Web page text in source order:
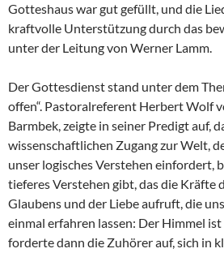
Gotteshaus war gut gefüllt, und die
kraftvolle Unterstützung durch das
unter der Leitung von Werner Lamm.
Der Gottesdienst stand unter dem
offen“. Pastoralreferent Herbert Wolf
Barmbek, zeigte in seiner Predigt auf,
wissenschaftlichen Zugang zur Welt,
unser logisches Verstehen einfordert,
tieferes Verstehen gibt, das die Kräfte
Glaubens und der Liebe aufruft, die
einmal erfahren lassen: Der Himmel
forderte dann die Zuhörer auf, sich in